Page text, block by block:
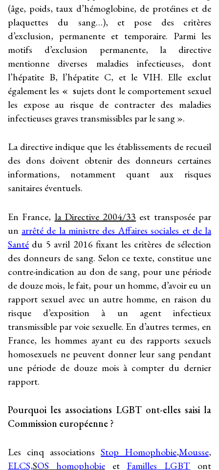
(âge, poids, taux d’hémoglobine, de protéines et de
plaquettes du sang…), et pose des critères
d’exclusion, permanente et temporaire. Parmi les
motifs d’exclusion permanente, la directive
mentionne diverses maladies infectieuses, dont
l’hépatite B, l’hépatite C, et le VIH. Elle exclut
également les « sujets dont le comportement sexuel
les expose au risque de contracter des maladies
infectieuses graves transmissibles par le sang ».
La directive indique que les établissements de recueil
des dons doivent obtenir des donneurs certaines
informations, notamment quant aux risques
sanitaires éventuels.
En France, la Directive 2004/33 est transposée par
un arrêté de la ministre des Affaires sociales et de la
Santé du 5 avril 2016 fixant les critères de sélection
des donneurs de sang. Selon ce texte, constitue une
contre-indication au don de sang, pour une période
de douze mois, le fait, pour un homme, d’avoir eu un
rapport sexuel avec un autre homme, en raison du
risque d’exposition à un agent infectieux
transmissible par voie sexuelle. En d’autres termes, en
France, les hommes ayant eu des rapports sexuels
homosexuels ne peuvent donner leur sang pendant
une période de douze mois à compter du dernier
rapport.
Pourquoi les associations LGBT ont-elles saisi la
Commission européenne ?
Les cinq associations Stop Homophobie,Mousse,
ELCS,SOS homophobieet Familles LGBT ont